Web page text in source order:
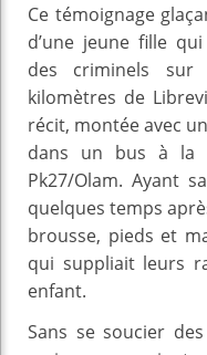
Ce témoignage
d’une jeune fille
des criminels
kilomètres de
récit, montée avec
dans un bus à la
Pk27/Olam. Ayant
quelques temps
brousse, pieds et
qui suppliait leurs
enfant.
Sans se soucier